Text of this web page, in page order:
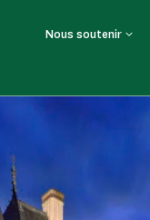
Nous soutenir